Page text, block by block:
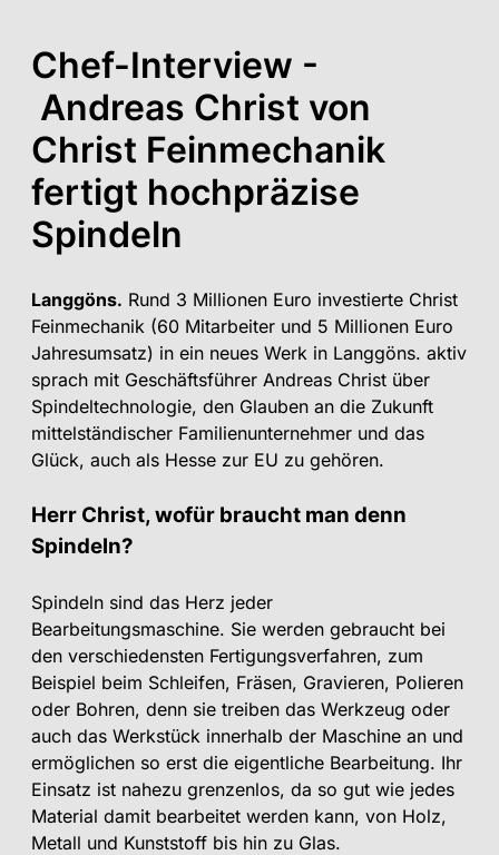
Chef-Interview -
Andreas Christ von
Christ Feinmechanik
fertigt hochpräzise
Spindeln
Langgöns. Rund 3 Millionen Euro inves­tierte Christ
Feinmechanik (60 Mitarbeiter und 5 Millionen Euro
Jahresumsatz) in ein neues Werk in Langgöns. aktiv
sprach mit Geschäftsführer Andreas Christ über
Spindeltechnologie, den Glau­ben an die Zukunft
mittelständischer Familienunternehmer und das
Glück, auch als Hesse zur EU zu gehören.
Herr Christ, wofür braucht man denn
Spindeln?
Spindeln sind das Herz jeder
Bearbeitungsmaschine. Sie werden gebraucht bei
den verschiedensten Fertigungsverfahren, zum
Beispiel beim Schleifen, Fräsen, Gravieren, Polieren
oder Bohren, denn sie treiben das Werkzeug oder
auch das Werkstück innerhalb der Maschine an und
ermöglichen so erst die eigentliche Bearbeitung. Ihr
Einsatz ist nahezu grenzenlos, da so gut wie jedes
Material damit bearbeitet werden kann, von Holz,
Metall und Kunststoff bis hin zu Glas.